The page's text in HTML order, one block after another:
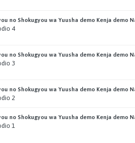
no Shokugyou wa Yuusha demo Kenja demo
4
no Shokugyou wa Yuusha demo Kenja demo
3
no Shokugyou wa Yuusha demo Kenja demo
2
no Shokugyou wa Yuusha demo Kenja demo
1